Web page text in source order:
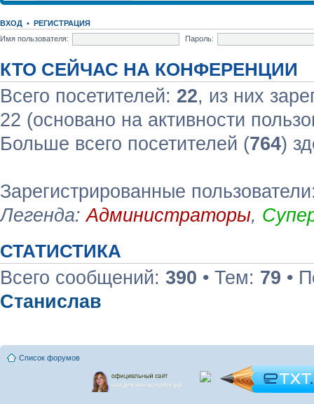
ВХОД • РЕГИСТРАЦИЯ
Имя пользователя:
Пароль:
КТО СЕЙЧАС НА КОНФЕРЕНЦИИ
Всего посетителей: 22, из них
22 (основано на активности
Больше всего посетителей (764)
Зарегистрированные
Легенда:Администраторы,
СТАТИСТИКА
Всего сообщений: 390 • Тем: 79 •
Станислав
Список форумов